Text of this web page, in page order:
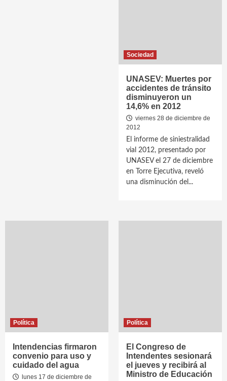
Sociedad
UNASEV: Muertes por
accidentes de tránsito
disminuyeron un
14,6% en 2012
viernes 28 de diciembre de
2012
El informe de siniestralidad
vial 2012, presentado por
UNASEV el 27 de diciembre
en Torre Ejecutiva, reveló
una disminución del...
Política
Intendencias firmaron
convenio para uso y
cuidado del agua
lunes 17 de diciembre de
Política
El Congreso de
Intendentes sesionará
el jueves y recibirá al
Ministro de Educación